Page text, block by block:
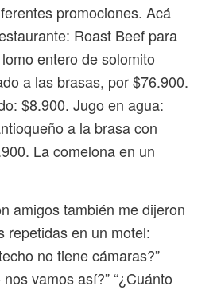
promociones. Acá
Roast Beef para
entero de solomito
a las brasas, por $76.900.
$8.900. Jugo en agua:
a la brasa con
La comelona en un
amigos también me dijeron
repetidas en un motel:
no tiene cámaras?”
vamos así?” “¿Cuánto